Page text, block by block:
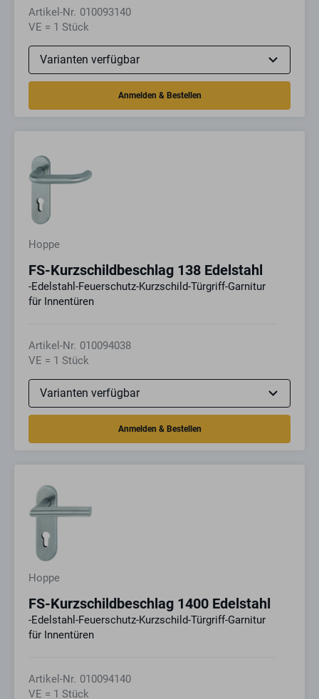
Artikel-Nr. 010093140
VE = 1 Stück
Hoppe
FS-Kurzschildbeschlag 138 Edelstahl
-Edelstahl-Feuerschutz-Kurzschild-Türgriff-Garnitur
für Innentüren
Artikel-Nr. 010094038
VE = 1 Stück
Hoppe
FS-Kurzschildbeschlag 1400 Edelstahl
-Edelstahl-Feuerschutz-Kurzschild-Türgriff-Garnitur
für Innentüren
Artikel-Nr. 010094140
VE = 1 Stück